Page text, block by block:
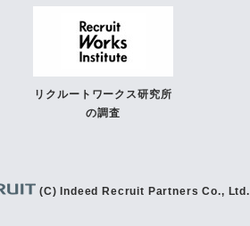
リクルートワークス研究所
の調査
(C) Indeed Recruit Partners Co., Ltd.